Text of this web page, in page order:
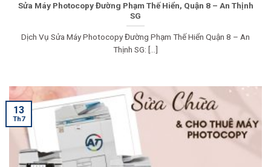
Sửa Máy Photocopy Đường Phạm Thế Hiển, Quận 8 – An Thịnh
SG
Dịch Vụ Sửa Máy Photocopy Đường Phạm Thế Hiển Quận 8 – An
Thịnh SG: [...]
13
Th7